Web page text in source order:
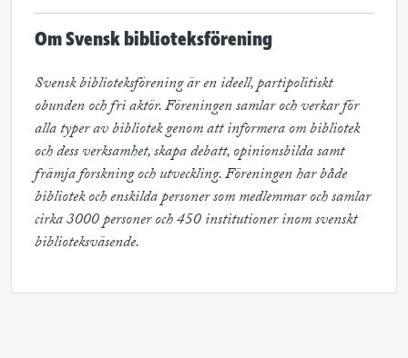
Om Svensk biblioteksförening
Svensk biblioteksförening är en ideell, partipolitiskt
obunden och fri aktör. Föreningen samlar och verkar för
alla typer av bibliotek genom att informera om bibliotek
och dess verksamhet, skapa debatt, opinionsbilda samt
främja forskning och utveckling. Föreningen har både
bibliotek och enskilda personer som medlemmar och samlar
cirka 3000 personer och 450 institutioner inom svenskt
biblioteksväsende.